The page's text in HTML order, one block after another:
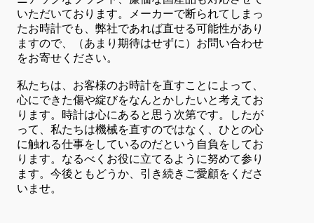
いただいております。メーカーで断られてしまっ
たお時計でも、弊社であれば直せる可能性があり
ますので、（あまり期待はせずに）お問い合わせ
をお寄せください。
私たちは、お客様のお時計を直すことによって、
心にできた傷や綻びをなんとかしたいと考えてお
ります。時計は心にあると思う次第です。したが
って、私たちは機械を直すのではなく、ひとの心
に触れる仕事をしているのだという自負をしてお
ります。なるべくお役に立てるように努めて参り
ます。今後ともどうか、引き続きご愛顧をくださ
いませ。